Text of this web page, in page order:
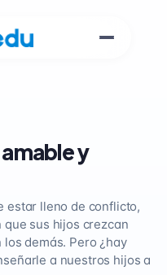
y
estar lleno de conflicto,
sus hijos crezcan
demás. Pero ¿hay
a nuestros hijos a